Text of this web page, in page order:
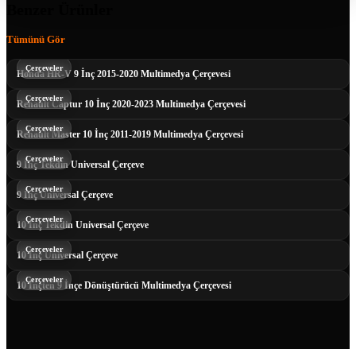
Tümünü Gör
Honda HR-V 9 İnç 2015-2020 Multimedya Çerçevesi
Çerçeveler
Renault Captur 10 İnç 2020-2023 Multimedya Çerçevesi
Çerçeveler
Renault Master 10 İnç 2011-2019 Multimedya Çerçevesi
Çerçeveler
9 İnç Tekdin Universal Çerçeve
Çerçeveler
9 İnç Universal Çerçeve
Çerçeveler
10 İnç Tekdin Universal Çerçeve
Çerçeveler
10 İnç Universal Çerçeve
Çerçeveler
10 İnçten 9 İnçe Dönüştürücü Multimedya Çerçevesi
Çerçeveler